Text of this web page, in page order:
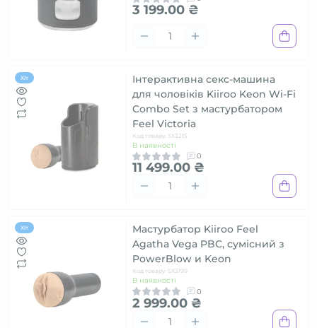
3 199.00 ₴
Хіт
Інтерактивна секс-машина
для чоловіків Kiiroo Keon Wi-Fi
Combo Set з мастурбатором
Feel Victoria
Код товару: SX3215
В наявності
0
11 499.00 ₴
Хіт
Мастурбатор Kiiroo Feel
Agatha Vega PBC, сумісний з
PowerBlow и Keon
Код товару: SX3199
В наявності
0
2 999.00 ₴